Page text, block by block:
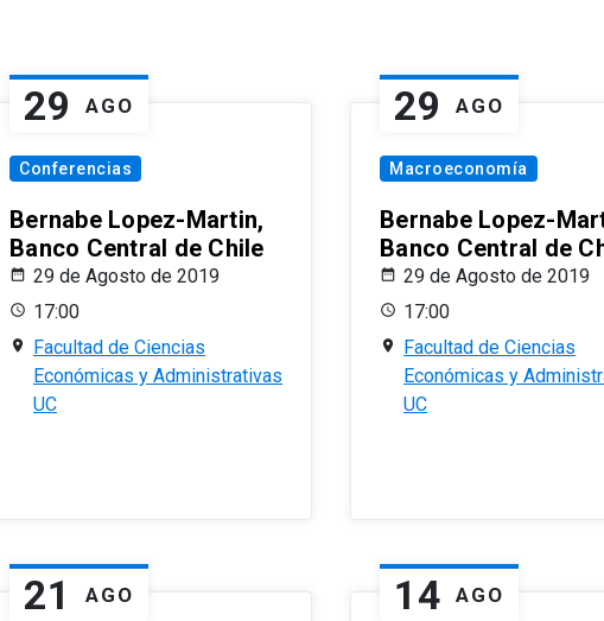
29 AGO
Conferencias
Bernabe Lopez-Martin,
Banco Central de Chile
29 de Agosto de 2019
17:00
Facultad de Ciencias
Económicas y Administrativas
UC
29 AGO
Macroeconomía
Bernabe Lopez-
Banco Central de
29 de Agosto de 2019
17:00
Facultad de Ciencias
Económicas y
UC
21 AGO 14 AGO